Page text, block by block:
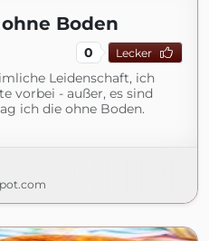
Boden
0 Lecker
Leidenschaft, ich
vorbei - außer, es sind
ich die ohne Boden.